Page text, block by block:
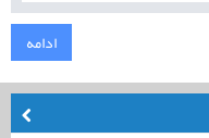
ادامه